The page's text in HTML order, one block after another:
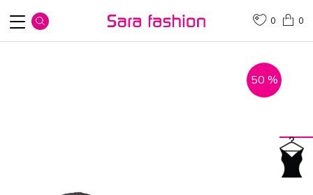
0
0
50 %